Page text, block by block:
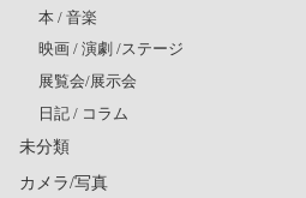
本 / 音楽
映画 / 演劇 /ステージ
展覧会/展示会
日記 / コラム
未分類
カメラ/写真